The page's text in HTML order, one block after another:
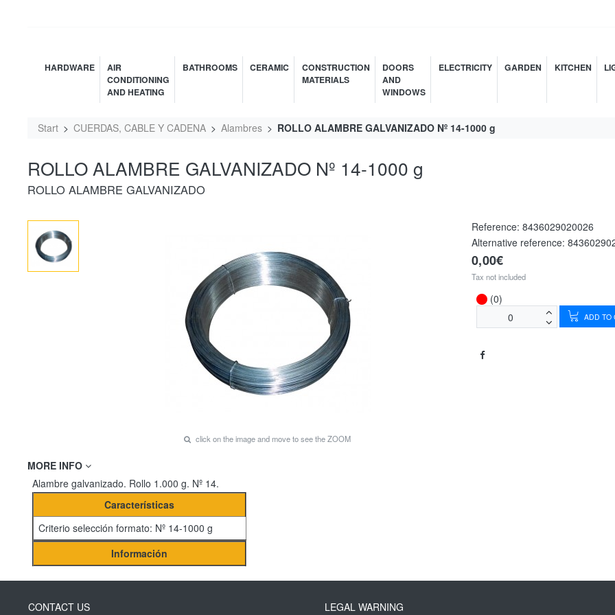
HARDWARE
AIR
CONDITIONING
AND HEATING
BATHROOMS CERAMIC
CONSTRUCTION
MATERIALS
DOORS
AND
WINDOWS
ELECTRICITY GARDEN KITCHEN
Start CUERDAS, CABLE Y CADENA Alambres ROLLO ALAMBRE GALVANIZADO Nº 14-1000 g
ROLLO ALAMBRE GALVANIZADO Nº 14-1000 g
ROLLO ALAMBRE GALVANIZADO
click on the image and move to see the ZOOM
Reference: 8436029020026
Alternative reference:
0,00€
Tax not included
(0)
ADD TO
MORE INFO
Alambre galvanizado. Rollo 1.000 g. Nº 14.
Características
Criterio selección formato: Nº 14-1000 g
Información
CONTACT US LEGAL WARNING